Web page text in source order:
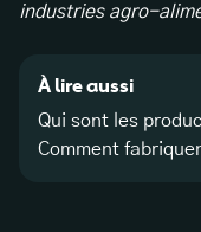
industries agro-
À lire aussi
Qui sont les
Comment